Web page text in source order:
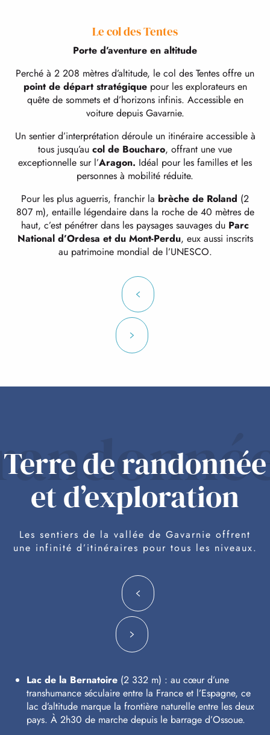
Le col des Tentes
Porte d’aventure en altitude
Perché à 2 208 mètres d’altitude, le col des Tentes offre un
point de départ stratégiquepour les explorateurs en
quête de sommets et d’horizons infinis. Accessible en
voiture depuis Gavarnie.
Un sentier d’interprétation déroule un itinéraire accessible à
tous jusqu’au col de Boucharo, offrant une vue
exceptionnelle sur l’Aragon. Idéal pour les familles et les
personnes à mobilité réduite.
Pour les plus aguerris, franchir la brèche de Roland (2
807 m), entaille légendaire dans la roche de 40 mètres de
haut, c’est pénétrer dans les paysages sauvages du Parc
National d’Ordesa et du Mont-Perdu, eux aussi inscrits
au patrimoine mondial de l’UNESCO.
Terre de randonnée
et d’exploration
Les sentiers de la vallée de Gavarnie offrent
une infinité d’itinéraires pour tous les niveaux.
Lac de la Bernatoire (2 332 m) : au cœur d’une
transhumance séculaire entre la France et l’Espagne, ce
lac d’altitude marque la frontière naturelle entre les deux
pays. À 2h30 de marche depuis le barrage d’Ossoue.